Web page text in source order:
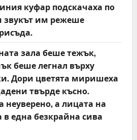
куфар подскачаха по
звукът им режеше
зала беше тежък,
беше легнал върху
Дори цветята миришеха
твърде късно.
неуверено, а лицата на
в една безкрайна сива